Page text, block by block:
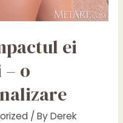
ei
o
/ ByDerek